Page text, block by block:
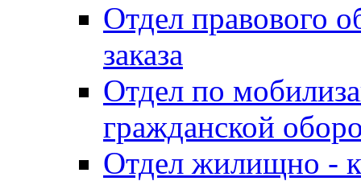
Отдел правового
заказа
Отдел по
гражданской
Отдел жилищно -